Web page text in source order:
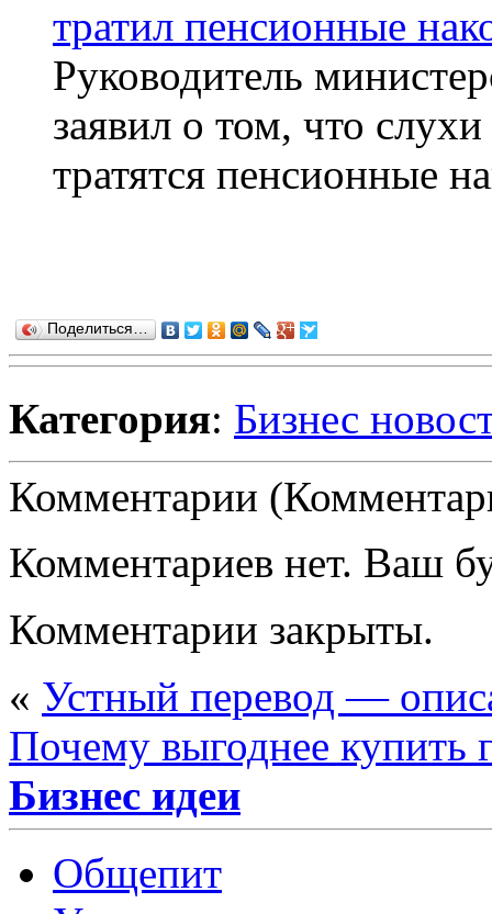
тратил пенсионные
Руководитель
заявил о том, что
тратятся пенсионные
Поделиться…
Категория: Бизнес
Комментарии
Комментариев нет. Ваш
Комментарии закрыты.
« Устный перевод —
Почему выгоднее купить
Бизнес идеи
Общепит